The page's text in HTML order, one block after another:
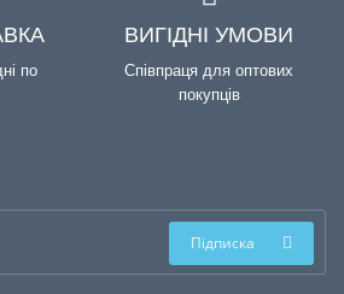
по
ВИГІДНІ УМОВИ
Співпраця для оптових
покупців
Підписка